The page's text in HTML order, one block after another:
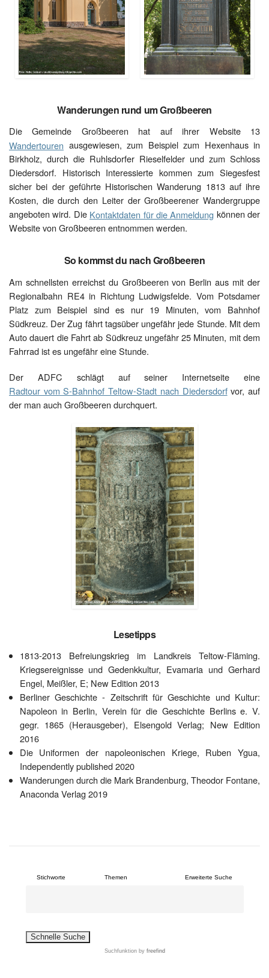
Wanderungen rund um Großbeeren
Die Gemeinde Großbeeren hat auf ihrer Website 13
Wandertouren ausgewiesen, zum Beispiel zum Hexenhaus in
Birkholz, durch die Ruhlsdorfer Rieselfelder und zum Schloss
Diedersdorf. Historisch Interessierte kommen zum Siegesfest
sicher bei der geführte Historischen Wanderung 1813 auf ihre
Kosten, die durch den Leiter der Großbeerener Wandergruppe
angeboten wird. Die Kontaktdaten für die Anmeldung können der
Website von Großbeeren entnommen werden.
So kommst du nach Großbeeren
Am schnellsten erreichst du Großbeeren von Berlin aus mit der
Regionalbahn RE4 in Richtung Ludwigsfelde. Vom Potsdamer
Platz zum Beispiel sind es nur 19 Minuten, vom Bahnhof
Südkreuz. Der Zug fährt tagsüber ungefähr jede Stunde. Mit dem
Auto dauert die Fahrt ab Südkreuz ungefähr 25 Minuten, mit dem
Fahrrad ist es ungefähr eine Stunde.
Der ADFC schlägt auf seiner Internetseite eine
Radtour vom S-Bahnhof Teltow-Stadt nach Diedersdorfvor, auf
der man auch Großbeeren durchquert.
Lesetipps
1813-2013 Befreiungskrieg im Landkreis Teltow-Fläming.
Kriegsereignisse und Gedenkkultur, Evamaria und Gerhard
Engel, Meißler, E; New Edition 2013
Berliner Geschichte - Zeitschrift für Geschichte und Kultur:
Napoleon in Berlin, Verein für die Geschichte Berlins e. V.
gegr. 1865 (Herausgeber), Elsengold Verlag; New Edition
2016
Die Uniformen der napoleonischen Kriege, Ruben Ygua,
Independently published 2020
Wanderungen durch die Mark Brandenburg, Theodor Fontane,
Anaconda Verlag 2019
Stichworte Themen Erweiterte Suche
Suchfunktionby freefind